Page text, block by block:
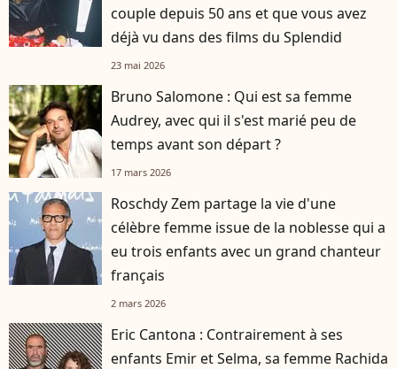
couple depuis 50 ans et que vous avez
déjà vu dans des films du Splendid
23 mai 2026
Bruno Salomone : Qui est sa femme
Audrey, avec qui il s'est marié peu de
temps avant son départ ?
17 mars 2026
Roschdy Zem partage la vie d'une
célèbre femme issue de la noblesse qui a
eu trois enfants avec un grand chanteur
français
2 mars 2026
Eric Cantona : Contrairement à ses
enfants Emir et Selma, sa femme Rachida